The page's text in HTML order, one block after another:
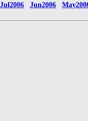
Jul2006 Jun2006